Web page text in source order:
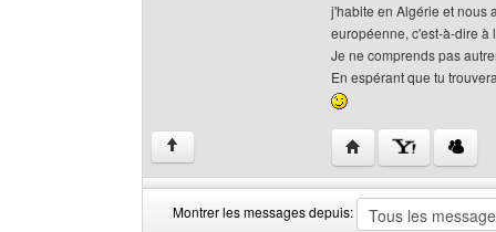
j'habite en Algérie et nous
européenne, c'est-à-dire à
Je ne comprends pas
En espérant que tu
↑ Visiter le site web
Montrer les messages depuis: